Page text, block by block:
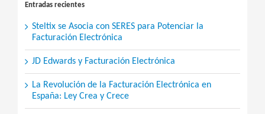
Entradas recientes
Steltix se Asocia con SERES para Potenciar la
Facturación Electrónica
JD Edwards y Facturación Electrónica
La Revolución de la Facturación Electrónica en
España: Ley Crea y Crece